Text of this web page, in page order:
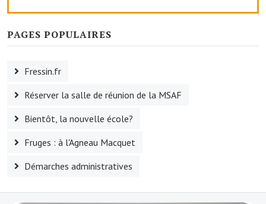
La troupe théâtrale de l'Avenir Fressinois
L'association du château
Le foyer rural
Le club de l'amitié
Le comité des fêtes
PAGES POPULAIRES
Fressin.fr
Réserver la salle de réunion de la MSAF
Bientôt, la nouvelle école?
Fruges : à l'Agneau Macquet
Démarches administratives